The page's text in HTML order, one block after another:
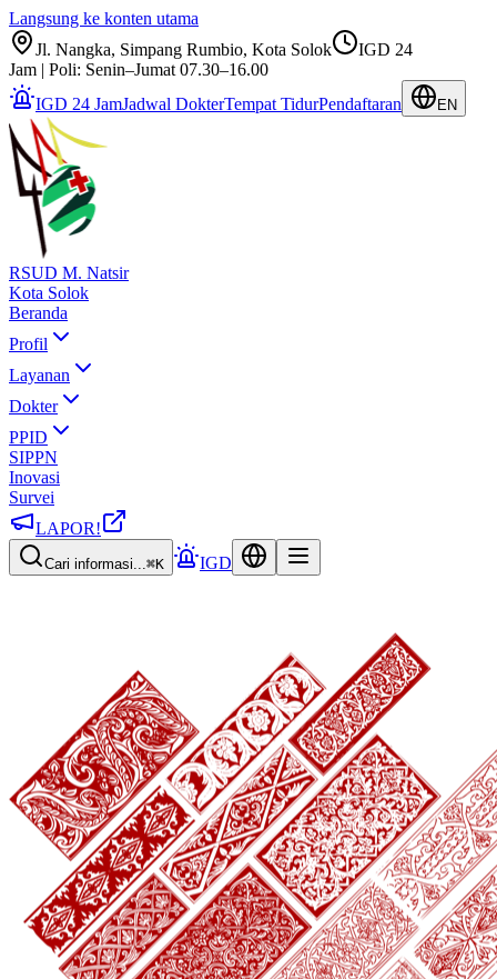
Langsung ke konten utama
Jl. Nangka, Simpang Rumbio, Kota Solok
IGD 24
Jam | Poli: Senin–Jumat 07.30–16.00
IGD 24 JamJadwal DokterTempat TidurPendaftaran EN
RSUD M. Natsir
Kota Solok
Beranda
Profil
Layanan
Dokter
PPID
SIPPN
Inovasi
Survei
LAPOR!
Cari informasi...⌘K IGD